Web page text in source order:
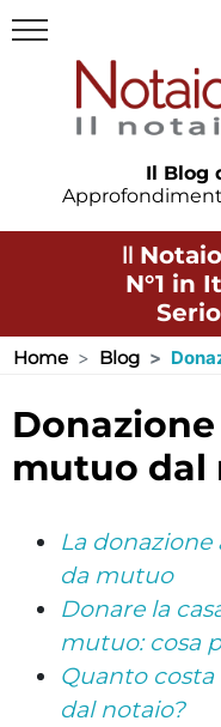
Il Blog
Il
N°1 in
Home Blog
donazione casa con
mutuo dal
La donazione
da mutuo
Donare la
mutuo: cosa
Quanto
dal notaio?